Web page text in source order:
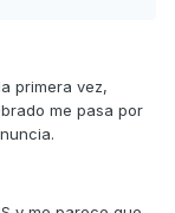
primera vez,
me pasa por